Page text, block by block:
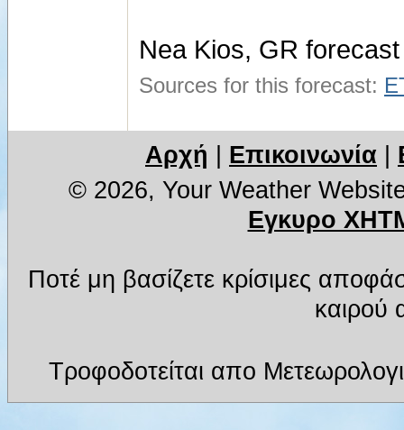
Nea Kios, GR
Sources for this forecast:
Αρχή Επικοινωνία
© 2026, Your Weather
Εγκυρο
Ποτέ μη βασίζετε κρίσιμες
καιρού
Τροφοδοτείται απο